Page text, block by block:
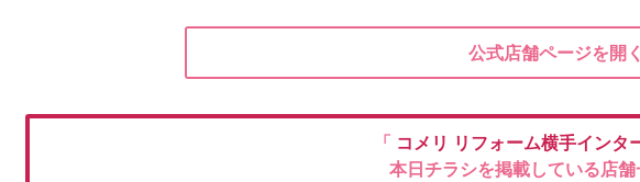
公式店舗ページを開く
「 コメリ リフォーム横手インタ
本日チラシを掲載している店舗